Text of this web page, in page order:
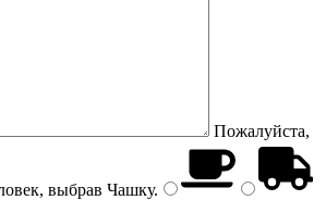
Пожалуйста,
выбрав Чашку.